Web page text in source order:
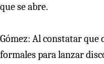
que se abre.
Gómez: Al constatar que
formales para lanzar